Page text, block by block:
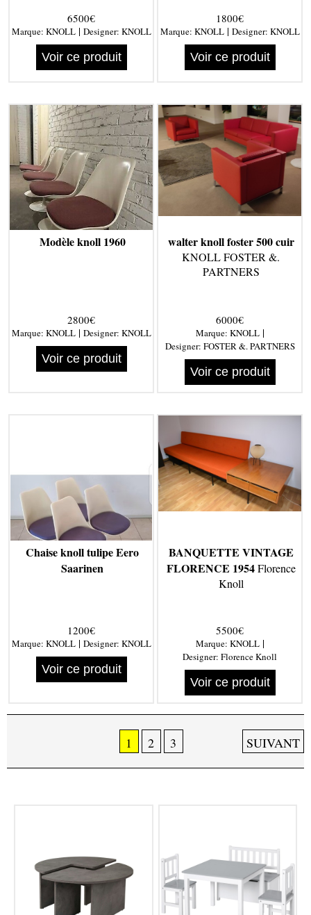
6500€
Marque: KNOLL| Designer: KNOLL
Voir ce produit
1800€
Marque: KNOLL| Designer: KNOLL
Voir ce produit
Modèle knoll 1960
2800€
Marque: KNOLL| Designer: KNOLL
Voir ce produit
walter knoll foster 500 cuir
KNOLL FOSTER &.
PARTNERS
6000€
Marque: KNOLL|
Designer: FOSTER &. PARTNERS
Voir ce produit
Chaise knoll tulipe Eero
Saarinen
1200€
Marque: KNOLL| Designer: KNOLL
Voir ce produit
BANQUETTE VINTAGE
FLORENCE 1954Florence
Knoll
5500€
Marque: KNOLL|
Designer: Florence Knoll
Voir ce produit
1 2 3 SUIVANT